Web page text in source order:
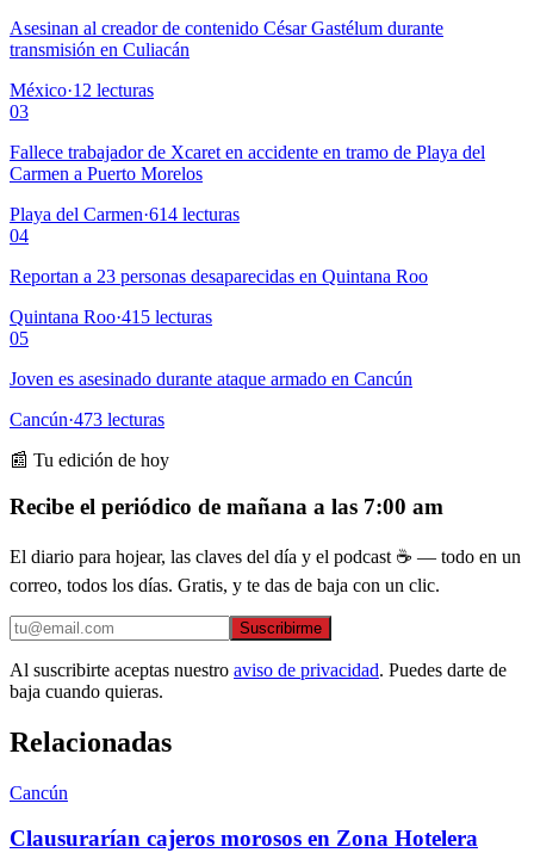
Asesinan al creador de contenido César Gastélum durante
transmisión en Culiacán
México·12 lecturas
03
Fallece trabajador de Xcaret en accidente en tramo de Playa del
Carmen a Puerto Morelos
Playa del Carmen·614 lecturas
04
Reportan a 23 personas desaparecidas en Quintana Roo
Quintana Roo·415 lecturas
05
Joven es asesinado durante ataque armado en Cancún
Cancún·473 lecturas
📰 Tu edición de hoy
Recibe el periódico de mañana a las 7:00 am
El diario para hojear, las claves del día y el podcast ☕ — todo en un
correo, todos los días. Gratis, y te das de baja con un clic.
Suscribirme
Al suscribirte aceptas nuestro aviso de privacidad. Puedes darte de
baja cuando quieras.
Relacionadas
Cancún
Clausurarían cajeros morosos en Zona Hotelera